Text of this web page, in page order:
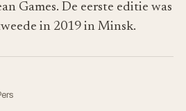
Games. De eerste editie was
in 2019 in Minsk.